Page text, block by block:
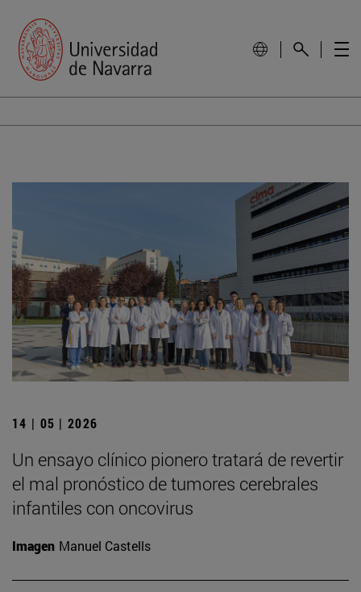
14 | 05 | 2026
Un ensayo clínico pionero tratará de revertir
el mal pronóstico de tumores cerebrales
infantiles con oncovirus
Imagen Manuel Castells